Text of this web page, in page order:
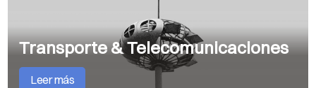
Transporte & Telecomunicaciones
Leer más